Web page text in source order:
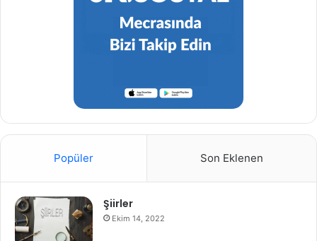
Popüler Son Eklenen
Şiirler
Ekim 14, 2022